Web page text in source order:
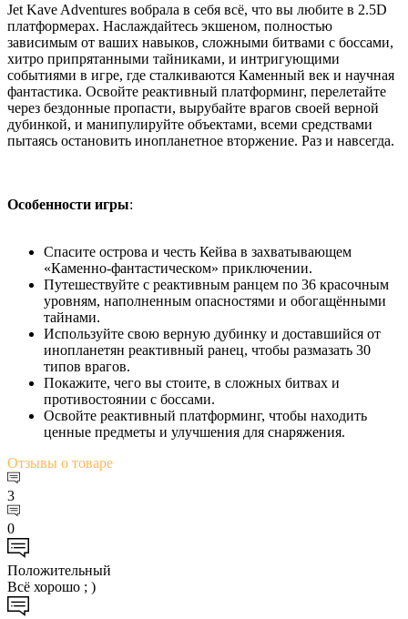
Jet Kave Adventures вобрала в себя всё, что вы любите в 2.5D
платформерах. Наслаждайтесь экшеном, полностью
зависимым от ваших навыков, сложными битвами с боссами,
хитро припрятанными тайниками, и интригующими
событиями в игре, где сталкиваются Каменный век и научная
фантастика. Освойте реактивный платформинг, перелетайте
через бездонные пропасти, вырубайте врагов своей верной
дубинкой, и манипулируйте объектами, всеми средствами
пытаясь остановить инопланетное вторжение. Раз и навсегда.
Особенности игры:
Спасите острова и честь Кейва в захватывающем
«Каменно-фантастическом» приключении.
Путешествуйте с реактивным ранцем по 36 красочным
уровням, наполненным опасностями и обогащёнными
тайнами.
Используйте свою верную дубинку и доставшийся от
инопланетян реактивный ранец, чтобы размазать 30
типов врагов.
Покажите, чего вы стоите, в сложных битвах и
противостоянии с боссами.
Освойте реактивный платформинг, чтобы находить
ценные предметы и улучшения для снаряжения.
Отзывы о товаре
3
0
Положительный
Всё хорошо ; )